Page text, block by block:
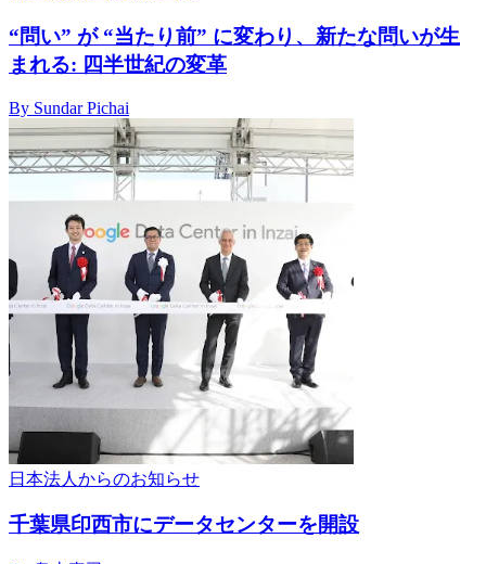
“問い” が “当たり前” に変わり、新たな問いが生
まれる: 四半世紀の変革
By Sundar Pichai
日本法人からのお知らせ
千葉県印西市にデータセンターを開設